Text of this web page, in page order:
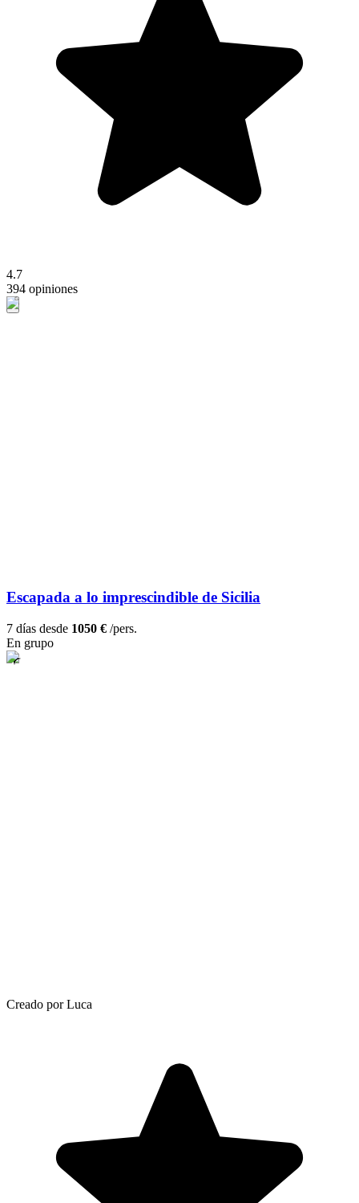
4.7
394 opiniones
Escapada a lo imprescindible de Sicilia
7 días desde 1050 € /pers.
En grupo
Creado por Luca